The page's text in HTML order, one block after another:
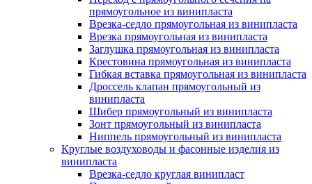
прямоугольное из винипласта
Врезка-седло прямоугольная из винипласта
Врезка прямоугольная из винипласта
Заглушка прямоугольная из винипласта
Крестовина прямоугольная из винипласта
Гибкая вставка прямоугольная из винипласта
Дроссель клапан прямоугольный из
винипласта
Шибер прямоугольный из винипласта
Зонт прямоугольный из винипласта
Ниппель прямоугольный из винипласта
Круглые воздуховоды и фасонные изделия из
винипласта
Врезка-седло круглая винипласт